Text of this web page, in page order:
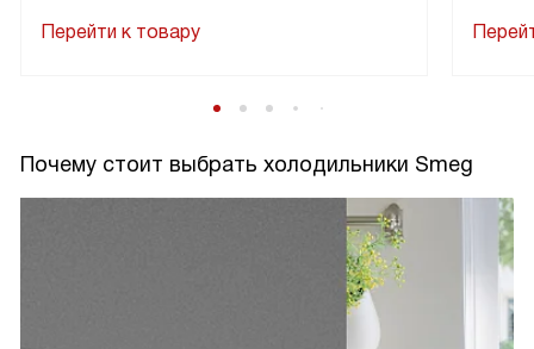
Перейти к товару
Почему стоит выбрать холодильники Smeg